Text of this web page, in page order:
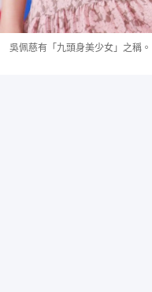
吳佩慈有「九頭身美少女」之稱。